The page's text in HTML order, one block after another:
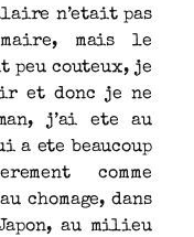
n’etait pas
mais le
peu couteux, je
et donc je ne
j’ai ete au
a ete beaucoup
comme
chomage, dans
au milieu